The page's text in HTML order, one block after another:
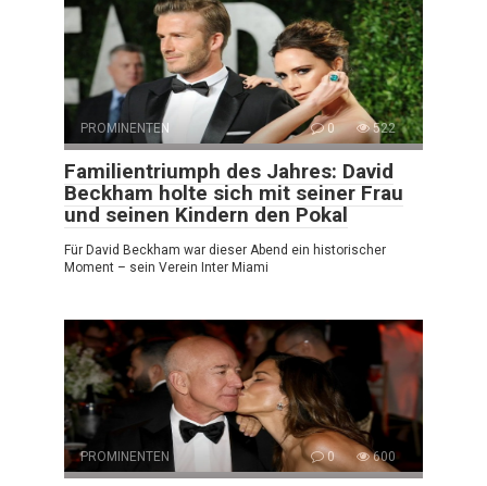
PROMINENTEN 0 522
Familientriumph des Jahres: David
Beckham holte sich mit seiner Frau
und seinen Kindern den Pokal
Für David Beckham war dieser Abend ein historischer
Moment – sein Verein Inter Miami
PROMINENTEN 0 600